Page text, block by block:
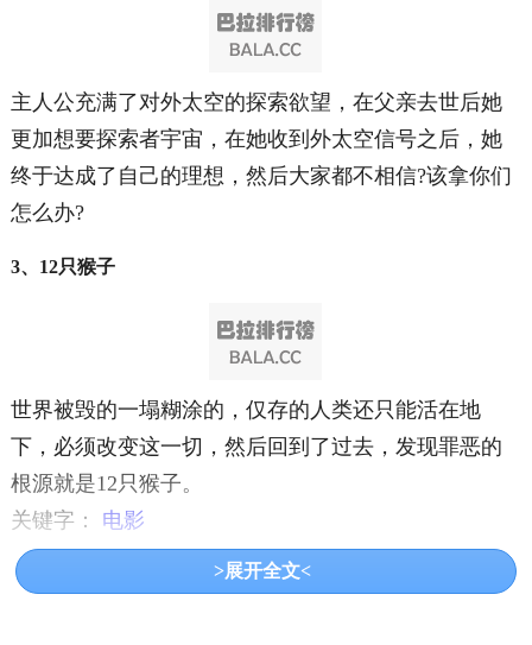
主人公充满了对外太空的探索欲望，在父亲去世后她
更加想要探索者宇宙，在她收到外太空信号之后，她
终于达成了自己的理想，然后大家都不相信?该拿你们
怎么办?
3、12只猴子
世界被毁的一塌糊涂的，仅存的人类还只能活在地
下，必须改变这一切，然后回到了过去，发现罪恶的
根源就是12只猴子。
关键字： 电影
2 3 下一页
>展开全文<